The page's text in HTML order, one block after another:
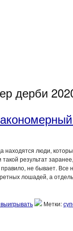
дерби
люди,
результат
правило, не бывает.
лошадей, а
Метки: